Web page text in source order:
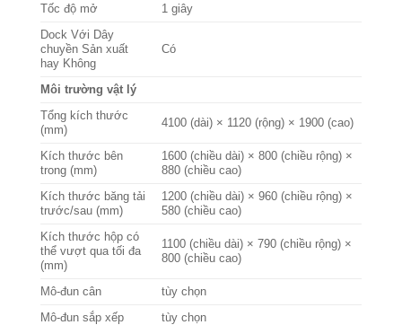
Tốc độ mở
1 giây
Dock Với Dây
chuyền Sản xuất
hay Không
Có
Môi trường vật lý
Tổng kích thước
(mm)
4100 (dài) × 1120 (rộng) × 1900 (cao)
Kích thước bên
trong (mm)
1600 (chiều dài) × 800 (chiều rộng) ×
880 (chiều cao)
Kích thước băng tải
trước/sau (mm)
1200 (chiều dài) × 960 (chiều rộng) ×
580 (chiều cao)
Kích thước hộp có
thể vượt qua tối đa
(mm)
1100 (chiều dài) × 790 (chiều rộng) ×
800 (chiều cao)
Mô-đun cân
tùy chọn
Mô-đun sắp xếp
tùy chọn